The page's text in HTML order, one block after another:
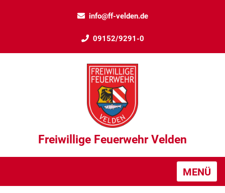
info@ff-velden.de
09152/9291-0
Freiwillige Feuerwehr Velden
MENÜ